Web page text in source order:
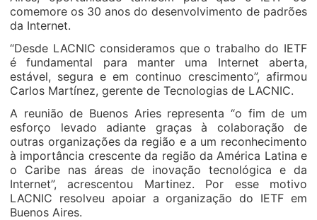
comemore os 30 anos do desenvolvimento de padrões
da Internet.
“Desde LACNIC consideramos que o trabalho do IETF
é fundamental para manter uma Internet aberta,
estável, segura e em continuo crescimento”, afirmou
Carlos Martínez, gerente de Tecnologias de LACNIC.
A reunião de Buenos Aries representa “o fim de um
esforço levado adiante graças à colaboração de
outras organizações da região e a um reconhecimento
à importância crescente da região da América Latina e
o Caribe nas áreas de inovação tecnológica e da
Internet”, acrescentou Martinez. Por esse motivo
LACNIC resolveu apoiar a organização do IETF em
Buenos Aires.